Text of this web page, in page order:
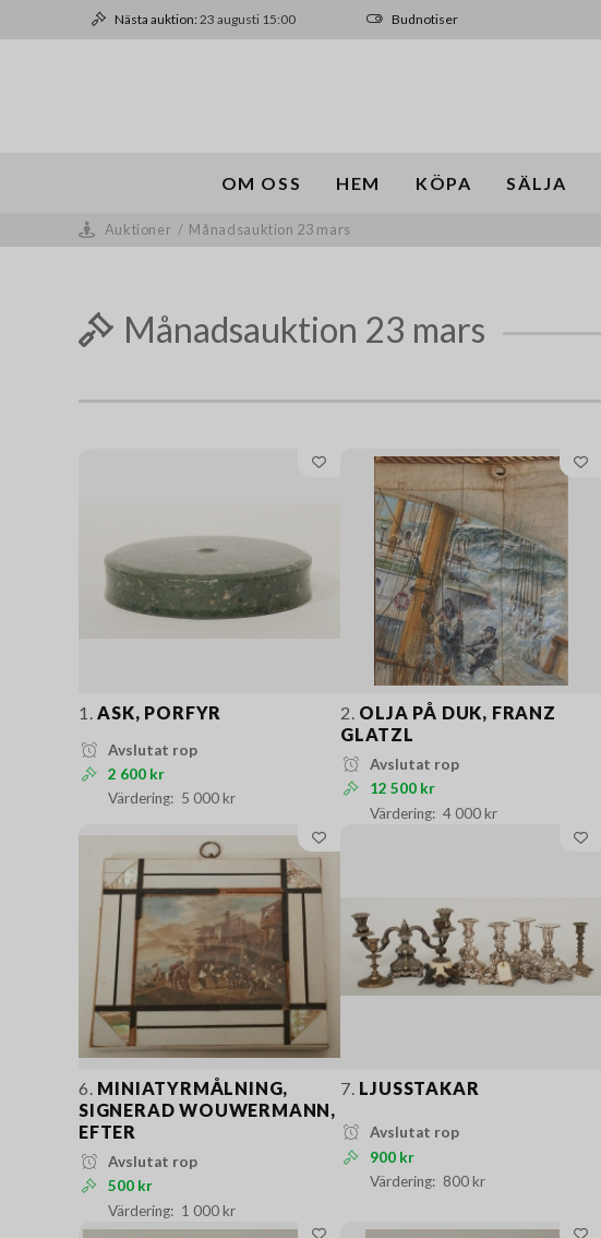
Nästa auktion:23 augusti 15:00 Budnotiser
OM OSS HEM KÖPA SÄLJA
Auktioner / Månadsauktion 23 mars
Månadsauktion 23 mars
1. ASK, PORFYR
Avslutat rop
2 600 kr
5 000 kr
2. OLJA PÅ DUK, FRANZ
GLATZL
Avslutat rop
12 500 kr
4 000 kr
6. MINIATYRMÅLNING,
SIGNERAD WOUWERMANN,
EFTER
Avslutat rop
500 kr
1 000 kr
7. LJUSSTAKAR
Avslutat rop
900 kr
800 kr